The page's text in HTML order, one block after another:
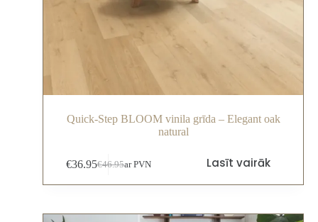
Quick-Step BLOOM vinila grīda – Elegant oak
natural
€46.95
€36.95 ar PVN Lasīt vairāk